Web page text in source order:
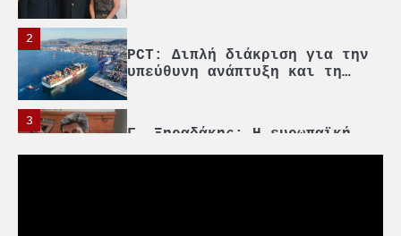
2
PCT: Διπλή διάκριση για την
υπεύθυνη ανάπτυξη και τη
3
Γ. Ξηραδάκης: Η ευρωπαϊκή
στρατηγική αυτονομία περνά